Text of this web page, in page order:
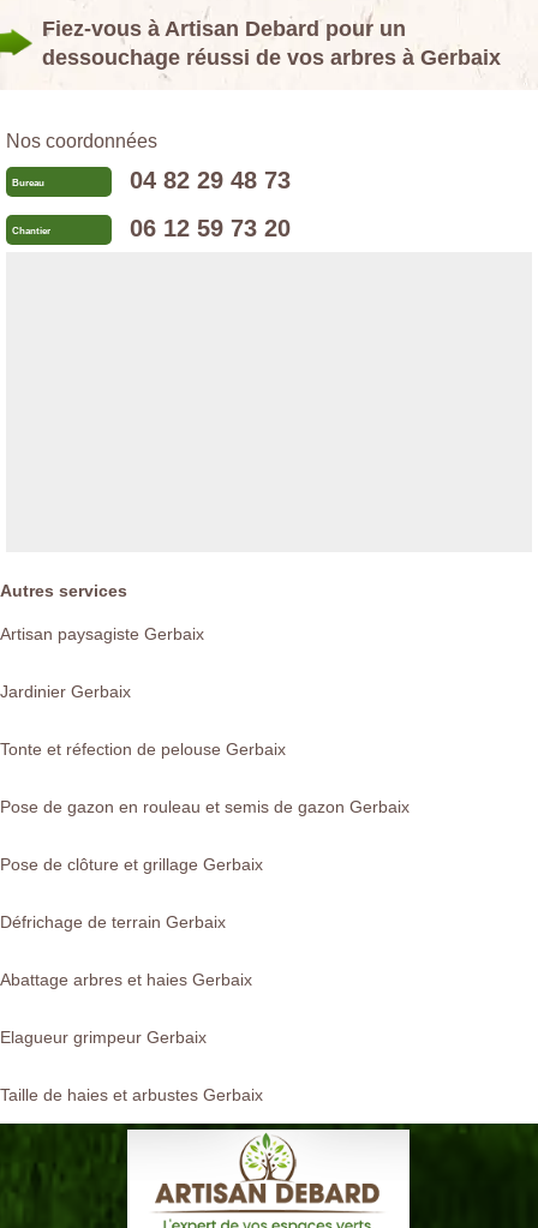
Fiez-vous à Artisan Debard pour un
dessouchage réussi de vos arbres à Gerbaix
Nos coordonnées
Bureau 04 82 29 48 73
Chantier 06 12 59 73 20
Autres services
Artisan paysagiste Gerbaix
Jardinier Gerbaix
Tonte et réfection de pelouse Gerbaix
Pose de gazon en rouleau et semis de gazon Gerbaix
Pose de clôture et grillage Gerbaix
Défrichage de terrain Gerbaix
Abattage arbres et haies Gerbaix
Elagueur grimpeur Gerbaix
Taille de haies et arbustes Gerbaix